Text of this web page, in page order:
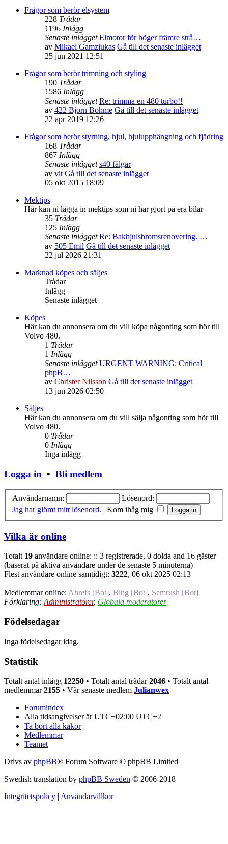
Frågor som berör elsystem
228 Trådar
1196 Inlägg
Senaste inlägget Elmotor för höger främre strå…
av Mikael Gamziukas Gå till det senaste inlägget
25 jun 2021 12:51
Frågor som berör trimning och styling
190 Trådar
1586 Inlägg
Senaste inlägget Re: trimma en 480 turbo!!
av 422 Bjorn Bohme Gå till det senaste inlägget
22 apr 2019 12:26
Frågor som berör styrning, hjul, hjulupphängning och fjädring
168 Trådar
867 Inlägg
Senaste inlägget s40 fälgar
av vit Gå till det senaste inlägget
05 okt 2015 18:09
Mektips
Här kan ni lägga in mektips som ni har gjort på era bilar
35 Trådar
125 Inlägg
Senaste inlägget Re: Bakhjulsbromsrenovering. …
av 505 Emil Gå till det senaste inlägget
22 jul 2026 21:31
Marknad köpes och säljes
Trådar
Inlägg
Senaste inlägget
Köpes
Här kan du annonsera om du vill köpa någonting som hör till
Volvo 480.
1 Trådar
1 Inlägg
Senaste inlägget URGENT WARNING: Critical
phpB…
av Christer Nilsson Gå till det senaste inlägget
13 jun 2026 02:50
Säljes
Här kan du annonsera om du vill sälja någonting som hör till
Volvo 480.
0 Trådar
0 Inlägg
Inga inlägg
Logga in • Bli medlem
Användarnamn:
Lösenord:
Jag har glömt mitt lösenord. | Kom ihåg mig
Vilka är online
Totalt 19 användare online: :: 3 registrerade, 0 dolda and 16 gäster
(baserat på aktiva användare under de senaste 5 minuterna)
Flest användare online samtidigt: 3222, 06 okt 2025 02:13
Medlemmar online: Ahrefs [Bot], Bing [Bot], Semrush [Bot]
Förklaring: Administratörer, Globala moderatorer
Födelsedagar
Inga födelsedagar idag.
Statistik
Totalt antal inlägg 12250 • Totalt antal trådar2046 • Totalt antal
medlemmar2155 • Vår senaste medlem Julianwex
Forumindex
Alla tidsangivelser är UTC+02:00 UTC+2
Ta bort alla kakor
Medlemmar
Teamet
Drivs av phpBB® Forum Software © phpBB Limited
Swedish translation by phpBB Sweden © 2006-2018
Integritetspolicy | Användarvillkor